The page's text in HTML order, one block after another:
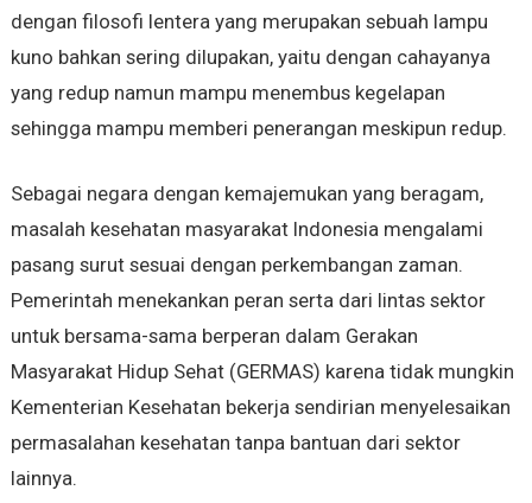
dengan filosofi lentera yang merupakan sebuah lampu
kuno bahkan sering dilupakan, yaitu dengan cahayanya
yang redup namun mampu menembus kegelapan
sehingga mampu memberi penerangan meskipun redup.
Sebagai negara dengan kemajemukan yang beragam,
masalah kesehatan masyarakat Indonesia mengalami
pasang surut sesuai dengan perkembangan zaman.
Pemerintah menekankan peran serta dari lintas sektor
untuk bersama-sama berperan dalam Gerakan
Masyarakat Hidup Sehat (GERMAS) karena tidak mungkin
Kementerian Kesehatan bekerja sendirian menyelesaikan
permasalahan kesehatan tanpa bantuan dari sektor
lainnya.